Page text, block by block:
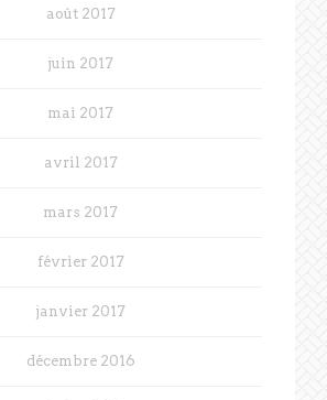
août 2017
juin 2017
mai 2017
avril 2017
mars 2017
février 2017
janvier 2017
décembre 2016